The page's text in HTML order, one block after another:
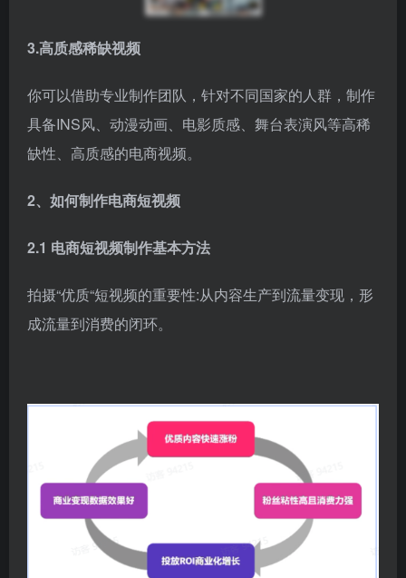
3.高质感稀缺视频
你可以借助专业制作团队，针对不同国家的人群，制作
具备INS风、动漫动画、电影质感、舞台表演风等高稀
缺性、高质感的电商视频。
2、如何制作电商短视频
2.1 电商短视频制作基本方法
拍摄“优质“短视频的重要性:从内容生产到流量变现，形
成流量到消费的闭环。